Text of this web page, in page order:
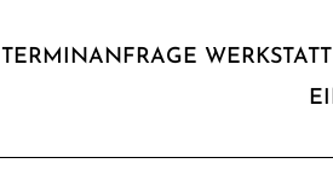
TERMINANFRAGE WERKSTATT